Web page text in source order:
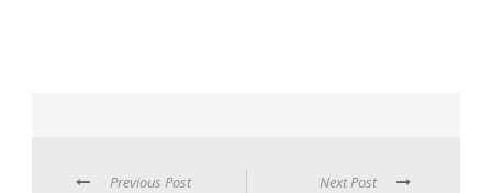
Previous Post Next Post